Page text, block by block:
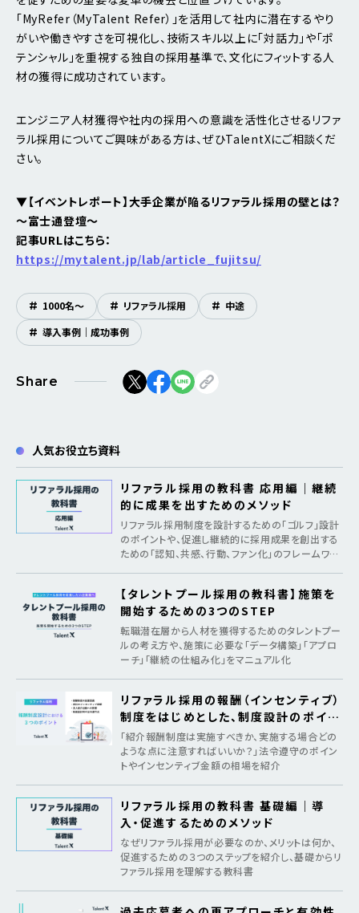
「MyRefer（MyTalent Refer）」を活用して社内に潜在するやり
がいや働きやすさを可視化し、技術スキル以上に「対話力」や「ポ
テンシャル」を重視する独自の採用基準で、文化にフィットする人
材の獲得に成功されています。
エンジニア人材獲得や社内の採用への意識を活性化させるリファ
ラル採用についてご興味がある方は、ぜひTalentXにご相談くだ
さい。
▼【イベントレポート】大手企業が陥るリファラル採用の壁とは？
～富士通登壇～
記事URLはこちら：
https://mytalent.jp/lab/article_fujitsu/
# 1000名〜 # リファラル採用 # 中途
# 導入事例｜成功事例
Share
人気お役立ち資料
リファラル採用の教科書 応用編｜継続
的に成果を出すためのメソッド
リファラル採用制度を設計するための「ゴルフ」設計
のポイントや、促進し継続的に採用成果を創出する
ための「認知、共感、行動、ファン化」のフレームワー
【タレントプール採用の教科書】施策を
開始するための3つのSTEP
転職潜在層から人材を獲得するためのタレントプー
ルの考え方や、施策に必要な「データ構築」「アプロ
ーチ」「継続の仕組み化」をマニュアル化
リファラル採用の報酬（インセンティブ）
制度をはじめとした、制度設計のポイン
ト
「紹介報酬制度は実施すべきか、実施する場合どの
ような点に注意すればいいか？」法令遵守のポイン
トやインセンティブ金額の相場を紹介
リファラル採用の教科書 基礎編｜導
入・促進するためのメソッド
なぜリファラル採用が必要なのか、メリットは何か、
促進するための３つのステップを紹介し、基礎からリ
ファラル採用を理解する教科書